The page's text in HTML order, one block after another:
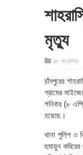
মৃত্যু
in শাহরাস্তি
চাঁদপুরের
গ্রামের
শনিবার (৮
হয়েছে।
থানা পুলিশ ও
হুমায়ুন